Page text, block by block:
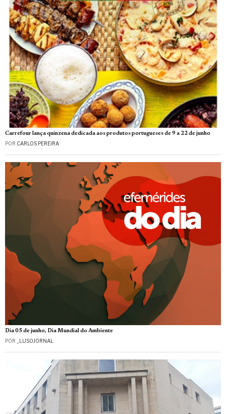
Carrefour lança quinzena dedicada aos produtos portugueses de 9 a 22 de junho
POR CARLOS PEREIRA
Dia 05 de junho, Dia Mundial do Ambiente
POR _LUSOJORNAL